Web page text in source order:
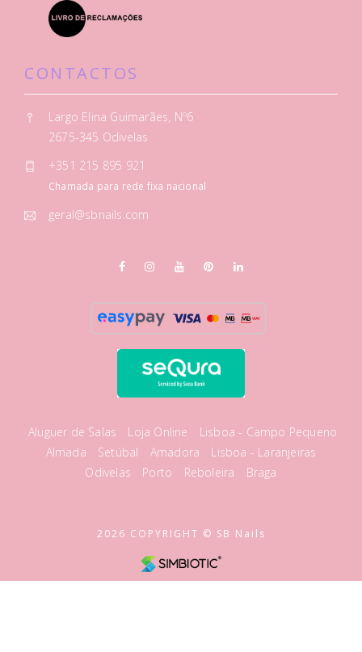
CONTACTOS
Largo Elina Guimarães, Nº6
2675-345 Odivelas
+351 215 895 921
Chamada para rede fixa nacional
geral@sbnails.com
Aluguer de Salas Loja Online
Lisboa - Campo Pequeno
Almada
Setúbal Amadora
Lisboa - Laranjeiras
Odivelas
Porto Reboleira Braga
2026 COPYRIGHT © SB Nails